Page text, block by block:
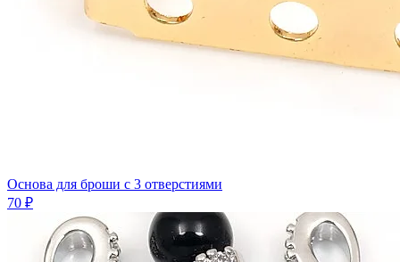
Основа для броши с 3 отверстиями
70 ₽